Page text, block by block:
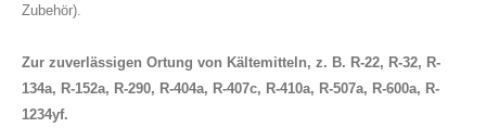
Zubehör).
Zur zuverlässigen Ortung von Kältemitteln, z. B. R-22, R-32, R-
134a, R-152a, R-290, R-404a, R-407c, R-410a, R-507a, R-600a, R-
1234yf.